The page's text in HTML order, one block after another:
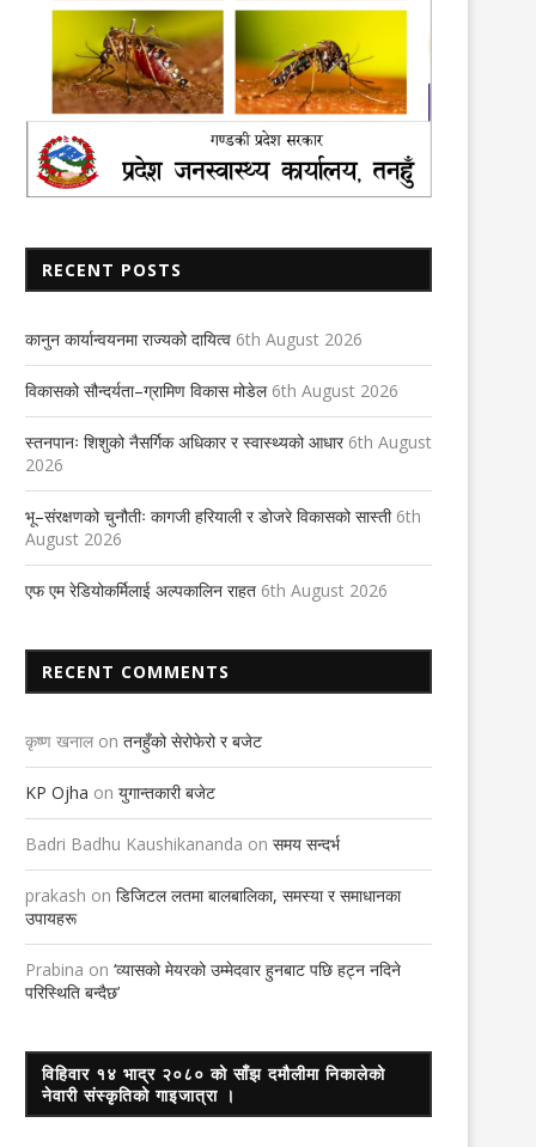
RECENT POSTS
कानुन कार्यान्वयनमा राज्यको दायित्व 6th August 2026
विकासको सौन्दर्यता–ग्रामिण विकास मोडेल 6th August 2026
स्तनपानः शिशुको नैसर्गिक अधिकार र स्वास्थ्यको आधार 6th August
2026
भू–संरक्षणको चुनौतीः कागजी हरियाली र डोजरे विकासको सास्ती 6th
August 2026
एफ एम रेडियोकर्मिलाई अल्पकालिन राहत 6th August 2026
RECENT COMMENTS
कृष्ण खनाल on तनहुँको सेरोफेरो र बजेट
KP Ojha on युगान्तकारी बजेट
Badri Badhu Kaushikananda on समय सन्दर्भ
prakash on डिजिटल लतमा बालबालिका, समस्या र समाधानका
उपायहरू
Prabina on ‘व्यासको मेयरको उम्मेदवार हुनबाट पछि हट्न नदिने
परिस्थिति बन्दैछ’
विहिवार १४ भाद्र २०८० को साँझ दमौलीमा निकालेको
नेवारी संस्कृतिको गाइजात्रा ।